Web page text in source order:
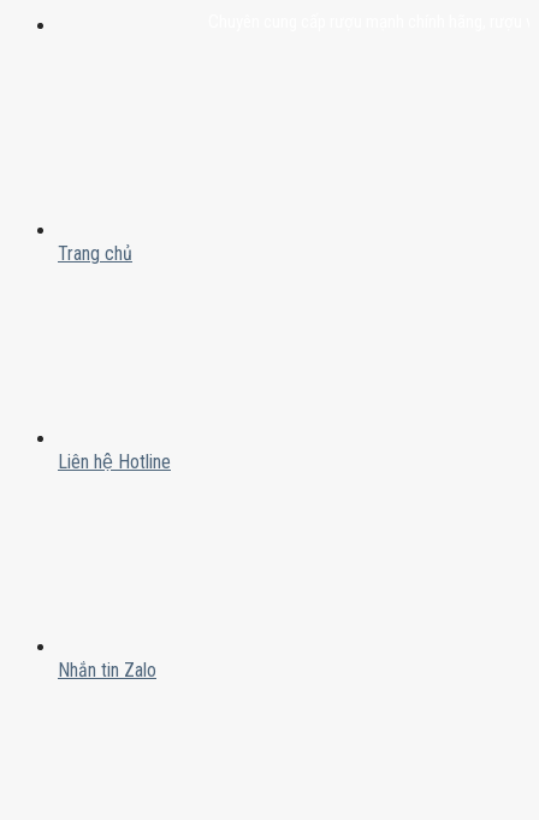
Trang chủ
Liên hệ Hotline
Nhắn tin Zalo